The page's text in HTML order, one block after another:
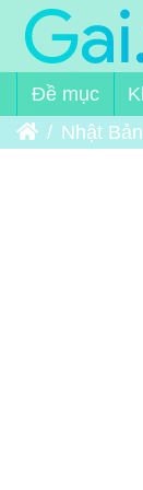
Đề mục
Trang chủNhật Bản